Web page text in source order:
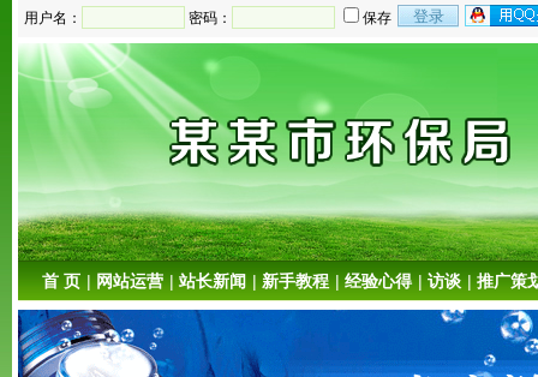
用户名： 密码： 保存
首 页 | 网站运营 |站长新闻 | 新手教程 | 经验心得 | 访谈 | 推广策